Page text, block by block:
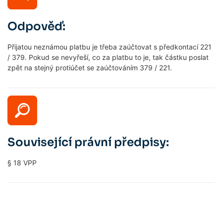
Odpověď:
Přijatou neznámou platbu je třeba zaúčtovat s předkontací 221
/ 379. Pokud se nevyřeší, co za platbu to je, tak částku poslat
zpět na stejný protiúčet se zaúčtováním 379 / 221.
Související právní předpisy:
§ 18 VPP